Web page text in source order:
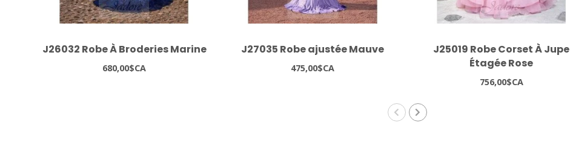
J26032 Robe À Broderies Marine
680,00$CA
J27035 Robe ajustée Mauve
475,00$CA
J25019 Robe Corset À Jupe
Étagée Rose
756,00$CA